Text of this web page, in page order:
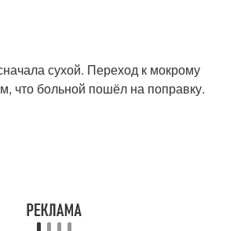
сухой. Переход к мокрому
что больной пошёл на поправку.